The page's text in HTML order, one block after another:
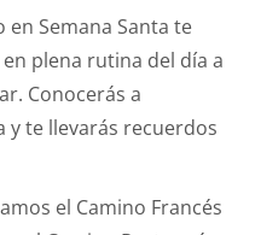
en Semana Santa te
plena rutina del día a
Conocerás a
y te llevarás recuerdos
el Camino Francés